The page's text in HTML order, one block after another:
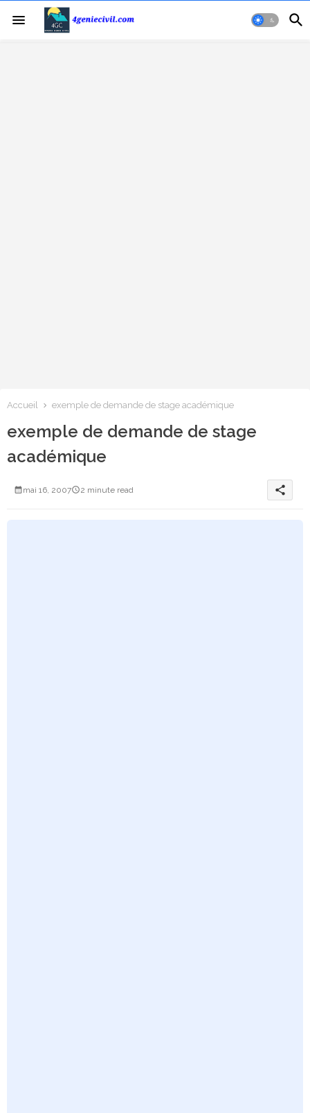
Accueil exemple de demande de stage académique
exemple de demande de stage
académique
mai 16, 2007 2 minute read share